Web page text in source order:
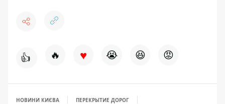
👍 🔥 ♥ 😭 😆 😡
НОВИНИ КИЄВА
ПЕРЕКРЫТИЕ ДОРОГ